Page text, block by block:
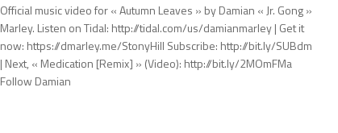
Official music video for « Autumn Leaves » by Damian « Jr. Gong »
Marley. Listen on Tidal: http://tidal.com/us/damianmarley | Get it
now: https://dmarley.me/StonyHill Subscribe: http://bit.ly/SUBdm
| Next, « Medication [Remix] » (Video): http://bit.ly/2MOmFMa
Follow Damian